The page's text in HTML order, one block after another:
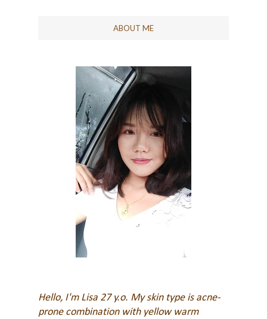
ABOUT ME
Hello, I'm Lisa 27 y.o. My skin type is acne-
prone combination with yellow warm